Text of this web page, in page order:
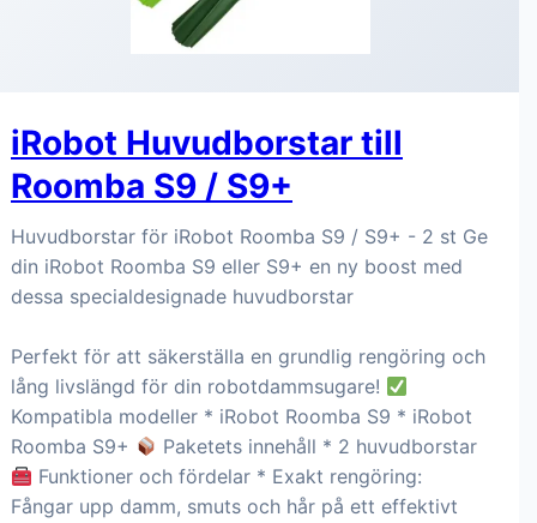
iRobot Huvudborstar till
Roomba S9 / S9+
Huvudborstar för iRobot Roomba S9 / S9+ - 2 st Ge
din iRobot Roomba S9 eller S9+ en ny boost med
dessa specialdesignade huvudborstar
Perfekt för att säkerställa en grundlig rengöring och
lång livslängd för din robotdammsugare!
Kompatibla modeller * iRobot Roomba S9 * iRobot
Roomba S9+
Paketets innehåll * 2 huvudborstar
Funktioner och fördelar * Exakt rengöring:
Fångar upp damm, smuts och hår på ett effektivt